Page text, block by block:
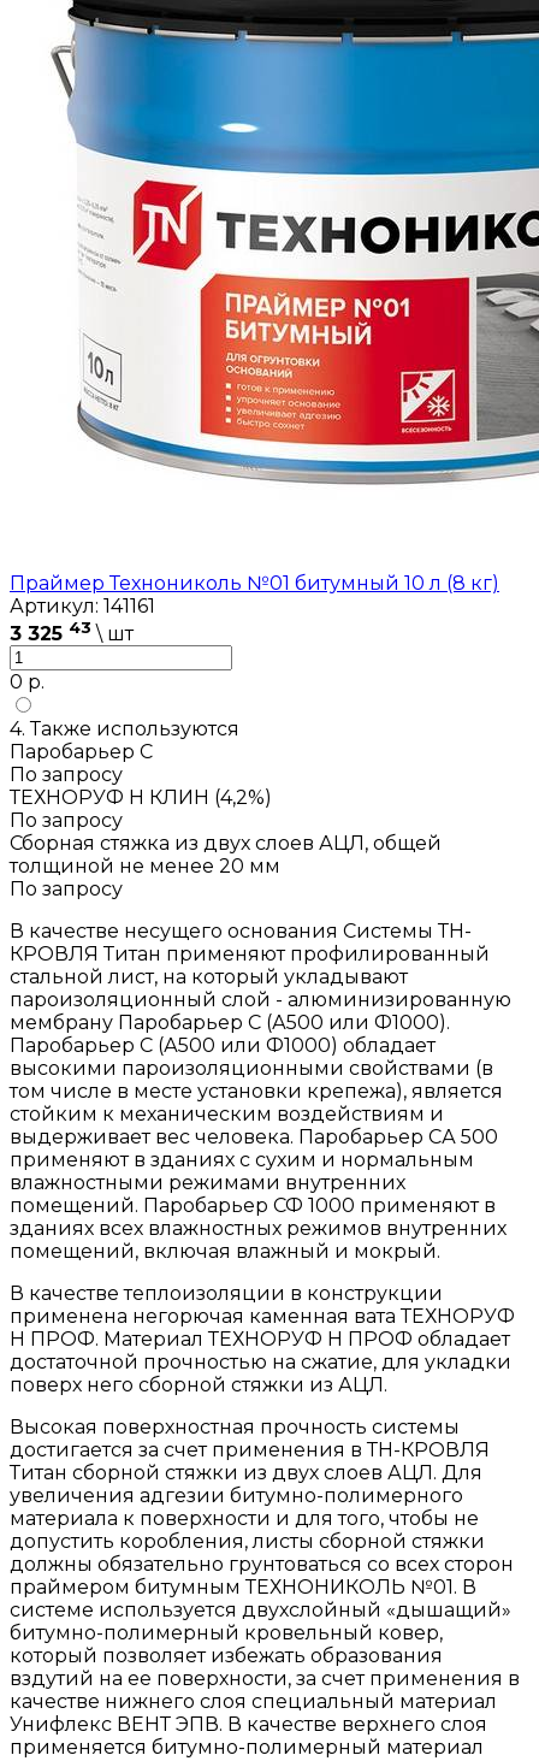
Праймер Технониколь №01 битумный 10 л (8 кг)
Артикул: 141161
3 325 43 \ шт
0 р.
4. Также используются
Паробарьер С
По запросу
ТЕХНОРУФ Н КЛИН (4,2%)
По запросу
Сборная стяжка из двух слоев АЦЛ, общей
толщиной не менее 20 мм
По запросу
В качестве несущего основания Системы ТН-
КРОВЛЯ Титан применяют профилированный
стальной лист, на который укладывают
пароизоляционный слой - алюминизированную
мембрану Паробарьер С (А500 или Ф1000).
Паробарьер С (А500 или Ф1000) обладает
высокими пароизоляционными свойствами (в
том числе в месте установки крепежа), является
стойким к механическим воздействиям и
выдерживает вес человека. Паробарьер СА 500
применяют в зданиях с сухим и нормальным
влажностными режимами внутренних
помещений. Паробарьер СФ 1000 применяют в
зданиях всех влажностных режимов внутренних
помещений, включая влажный и мокрый.
В качестве теплоизоляции в конструкции
применена негорючая каменная вата ТЕХНОРУФ
Н ПРОФ. Материал ТЕХНОРУФ Н ПРОФ обладает
достаточной прочностью на сжатие, для укладки
поверх него сборной стяжки из АЦЛ.
Высокая поверхностная прочность системы
достигается за счет применения в ТН-КРОВЛЯ
Титан сборной стяжки из двух слоев АЦЛ. Для
увеличения адгезии битумно-полимерного
материала к поверхности и для того, чтобы не
допустить коробления, листы сборной стяжки
должны обязательно грунтоваться со всех сторон
праймером битумным ТЕХНОНИКОЛЬ №01. В
системе используется двухслойный «дышащий»
битумно-полимерный кровельный ковер,
который позволяет избежать образования
вздутий на ее поверхности, за счет применения в
качестве нижнего слоя специальный материал
Унифлекс ВЕНТ ЭПВ. В качестве верхнего слоя
применяется битумно-полимерный материал